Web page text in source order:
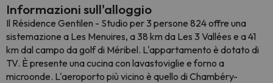
Informazioni sull'alloggio
Il Résidence Gentilen - Studio per 3 persone 824 offre una
sistemazione a Les Menuires, a 38 km da Les 3 Vallées e a 41
km dal campo da golf di Méribel. L'appartamento è dotato di
TV. È presente una cucina con lavastoviglie e forno a
microonde. L'aeroporto più vicino è quello di Chambéry-